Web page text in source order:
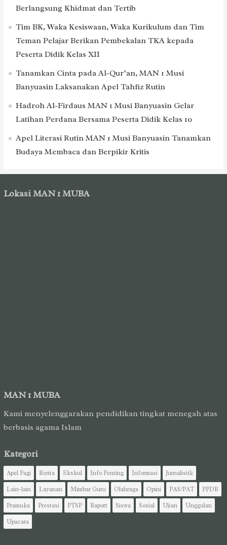
Berlangsung Khidmat dan Tertib
Tim BK, Waka Kesiswaan, Waka Kurikulum dan Tim
Teman Pelajar Berikan Pembekalan TKA kepada
Peserta Didik Kelas XII
Tanamkan Cinta pada Al-Qur’an, MAN 1 Musi
Banyuasin Laksanakan Apel Tahfiz Rutin
Hadroh Al-Firdaus MAN 1 Musi Banyuasin Gelar
Latihan Perdana Bersama Peserta Didik Kelas 10
Apel Literasi Rutin MAN 1 Musi Banyuasin Tanamkan
Budaya Membaca dan Berpikir Kritis
Lokasi MAN 1 MUBA
MAN 1 MUBA
Kami menyelenggarakan pendidikan tingkat menegah atas
berbasis agama Islam
Kategori
Apel Pagi Berita Ekskul Info Penting Informasi
Jurnalistik
Lain-lain
Layanan Mimbar Guru Olahraga Opini PAS/PAT
PPDB
Pramuka
Prestasi PTSP Raport Siswa Sosial Ujian
Unggulan
Upacara